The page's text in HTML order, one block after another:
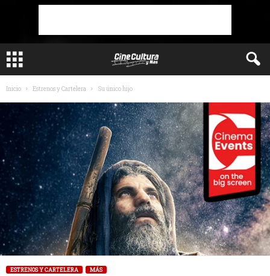
Inicio Estrenos y Cartelera Su único hijo
ESTRENOS Y CARTELERA MÁS